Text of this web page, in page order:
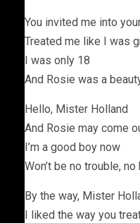
You invited me into
Treated me like I was
I was only 18
And Rosie was a
Hello, Mister Holland
And Rosie may come
I’m a good boy now
Won’t be no trouble, no
By the way, Mister
I liked the way you